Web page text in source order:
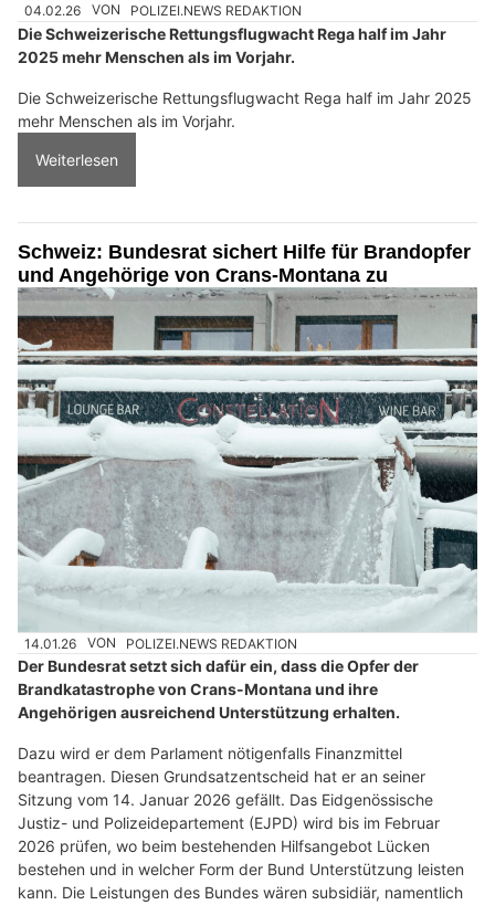
04.02.26 VON POLIZEI.NEWS REDAKTION
Die Schweizerische Rettungsflugwacht Rega half im Jahr
2025 mehr Menschen als im Vorjahr.
Die Schweizerische Rettungsflugwacht Rega half im Jahr 2025
mehr Menschen als im Vorjahr.
Weiterlesen
Schweiz: Bundesrat sichert Hilfe für Brandopfer
und Angehörige von Crans-Montana zu
14.01.26 VON POLIZEI.NEWS REDAKTION
Der Bundesrat setzt sich dafür ein, dass die Opfer der
Brandkatastrophe von Crans-Montana und ihre
Angehörigen ausreichend Unterstützung erhalten.
Dazu wird er dem Parlament nötigenfalls Finanzmittel
beantragen. Diesen Grundsatzentscheid hat er an seiner
Sitzung vom 14. Januar 2026 gefällt. Das Eidgenössische
Justiz- und Polizeidepartement (EJPD) wird bis im Februar
2026 prüfen, wo beim bestehenden Hilfsangebot Lücken
bestehen und in welcher Form der Bund Unterstützung leisten
kann. Die Leistungen des Bundes wären subsidiär, namentlich